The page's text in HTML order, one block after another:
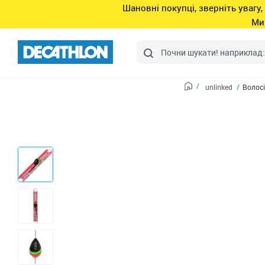
Шановні покупці, зверніть
Ми
unlinked